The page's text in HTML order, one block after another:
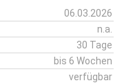
06.03.2026
n.a.
30 Tage
bis 6 Wochen
verfügbar